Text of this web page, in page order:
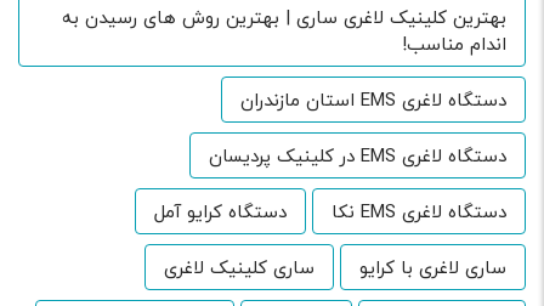
بهترین کلینیک لاغری ساری | بهترین روش های رسیدن به
اندام مناسب!
دستگاه لاغری EMS استان مازندران
دستگاه لاغری EMS در کلینیک پردیسان
دستگاه لاغری EMS نکا
دستگاه کرایو آمل
ساری لاغری با کرایو
ساری کلینیک لاغری